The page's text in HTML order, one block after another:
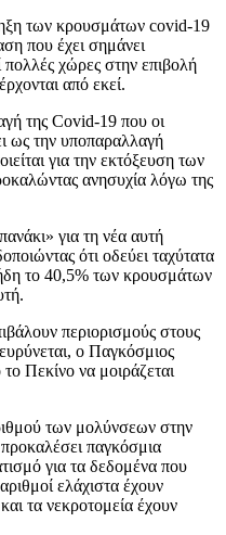
των κρουσμάτων covid-19
που έχει σημάνει
χώρες στην επιβολή
από εκεί.
της Covid-19 που οι
ως την υποπαραλλαγή
για την εκτόξευση των
ανησυχία λόγω της
για τη νέα αυτή
ότι οδεύει ταχύτατα
το 40,5% των κρουσμάτων
περιορισμούς στους
ο Παγκόσμιος
Πεκίνο να μοιράζεται
των μολύνσεων στην
παγκόσμια
για τα δεδομένα που
ελάχιστα έχουν
τα νεκροτομεία έχουν